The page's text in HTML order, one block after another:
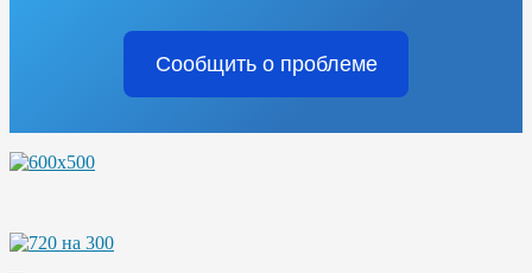
Сообщить о проблеме